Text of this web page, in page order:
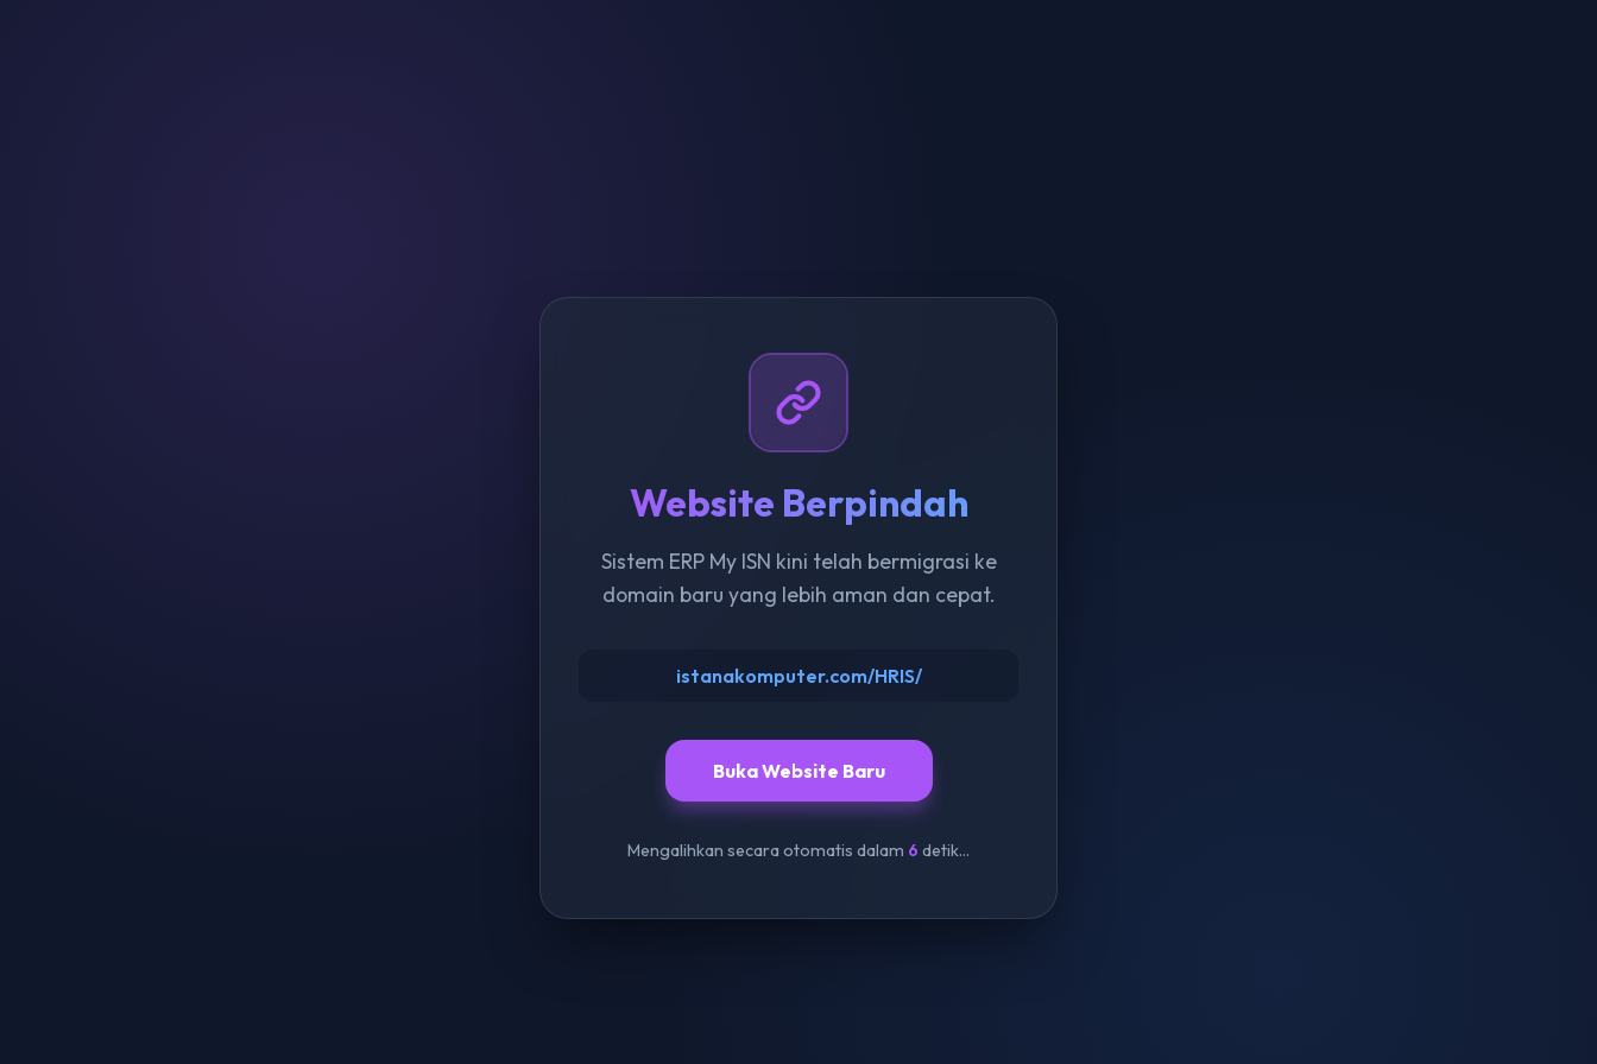
Website Berpindah
Sistem ERP My ISN kini telah bermigrasi ke
domain baru yang lebih aman dan cepat.
istanakomputer.com/HRIS/
Buka Website Baru
Mengalihkan secara otomatis dalam 6 detik...